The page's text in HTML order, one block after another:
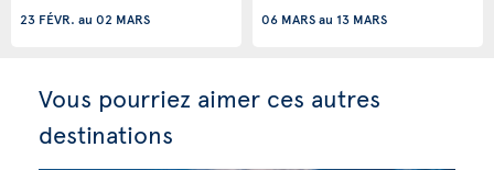
23 FÉVR. au 02 MARS
06 MARSau 13 MARS
Vous pourriez aimer ces autres
destinations